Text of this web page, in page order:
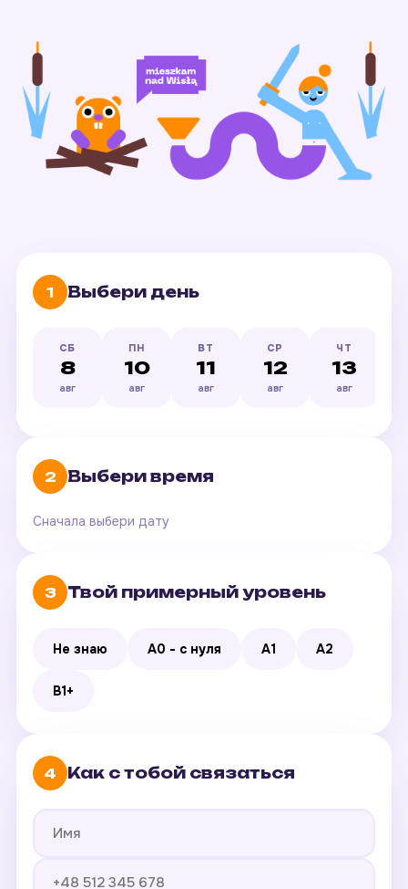
1 Выбери день
СБ
8
авг
ПН
10
авг
ВТ
11
авг
СР
12
авг
ЧТ
13
авг
2 Выбери время
Сначала выбери дату
3 Твой примерный уровень
Не знаю A0 - с нуля A1 A2
B1+
4 Как с тобой связаться